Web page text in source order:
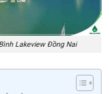
Lakeview Đồng Nai